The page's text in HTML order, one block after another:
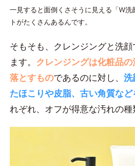
一見すると面倒くさそうに見える「W洗
トがたくさんあるんです。
そもそも、クレンジングと洗
ます。 クレンジングは化粧品
落とすものであるのに対し、 洗
たほこりや皮脂、古い角質な
れぞれ、オフが得意な汚れの種